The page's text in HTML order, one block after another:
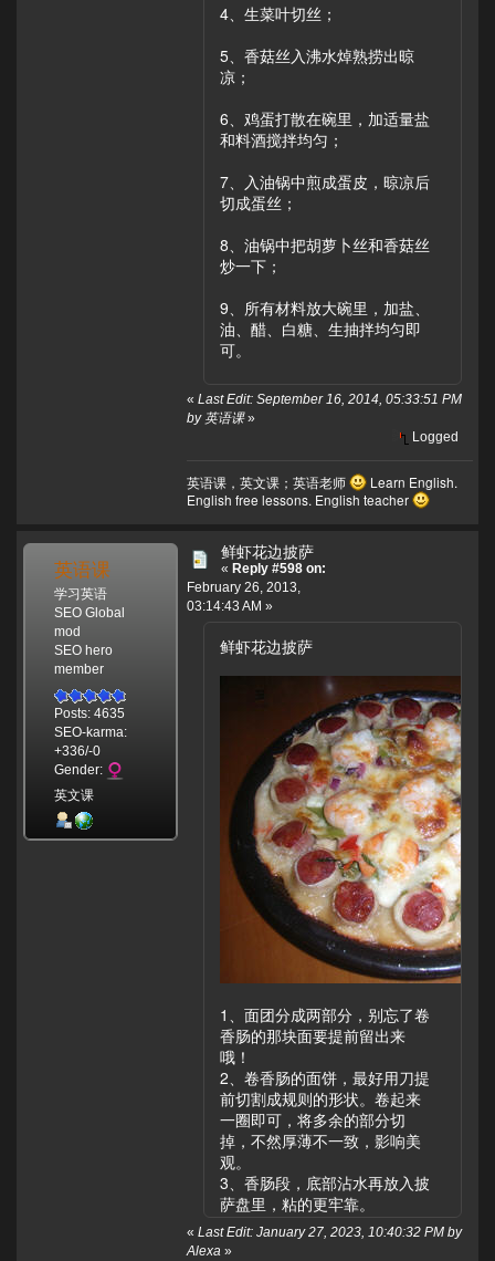
4、生菜叶切丝；
5、香菇丝入沸水焯熟捞出晾
凉；
6、鸡蛋打散在碗里，加适量盐
和料酒搅拌均匀；
7、入油锅中煎成蛋皮，晾凉后
切成蛋丝；
8、油锅中把胡萝卜丝和香菇丝
炒一下；
9、所有材料放大碗里，加盐、
油、醋、白糖、生抽拌均匀即
可。
« Last Edit: September 16, 2014, 05:33:51 PM
by 英语课»
Logged
英语课，英文课；英语老师
Learn English.
English free lessons. English teacher
英语课
学习英语
SEO Global
mod
SEO hero
member
Posts: 4635
SEO-karma:
+336/-0
Gender:
英文课
鲜虾花边披萨
« Reply #598 on:
February 26, 2013,
03:14:43 AM »
鲜虾花边披萨
1、面团分成两部分，别忘了卷
香肠的那块面要提前留出来
哦！
2、卷香肠的面饼，最好用刀提
前切割成规则的形状。卷起来
一圈即可，将多余的部分切
掉，不然厚薄不一致，影响美
观。
3、香肠段，底部沾水再放入披
萨盘里，粘的更牢靠。
« Last Edit: January 27, 2023, 10:40:32 PM by
Alexa »